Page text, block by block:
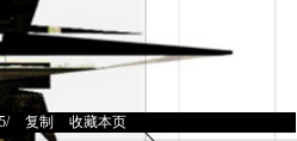
> 复制 收藏本页